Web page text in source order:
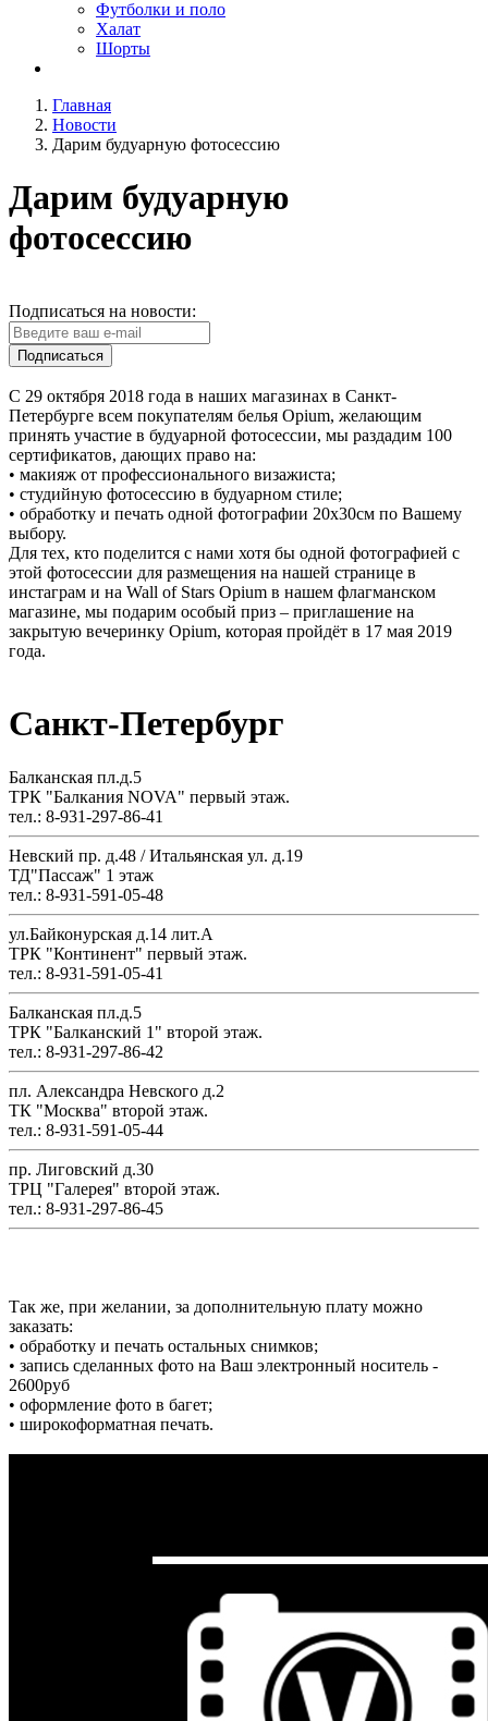
Футболки и поло
Халат
Шорты
Главная
Новости
Дарим будуарную фотосессию
Дарим будуарную
фотосессию
Подписаться на новости:
Подписаться
С 29 октября 2018 года в наших магазинах в Санкт-
Петербурге всем покупателям белья Opium, желающим
принять участие в будуарной фотосессии, мы раздадим 100
сертификатов, дающих право на:
• макияж от профессионального визажиста;
• студийную фотосессию в будуарном стиле;
• обработку и печать одной фотографии 20х30см по Вашему
выбору.
Для тех, кто поделится с нами хотя бы одной фотографией с
этой фотосессии для размещения на нашей странице в
инстаграм и на Wall of Stars Opium в нашем флагманском
магазине, мы подарим особый приз – приглашение на
закрытую вечеринку Opium, которая пройдёт в 17 мая 2019
года.
Санкт-Петербург
Балканская пл.д.5
ТРК "Балкания NOVA" первый этаж.
тел.: 8-931-297-86-41
Невский пр. д.48 / Итальянская ул. д.19
ТД"Пассаж" 1 этаж
тел.: 8-931-591-05-48
ул.Байконурская д.14 лит.А
ТРК "Континент" первый этаж.
тел.: 8-931-591-05-41
Балканская пл.д.5
ТРК "Балканский 1" второй этаж.
тел.: 8-931-297-86-42
пл. Александра Невского д.2
ТК "Москва" второй этаж.
тел.: 8-931-591-05-44
пр. Лиговский д.30
ТРЦ "Галерея" второй этаж.
тел.: 8-931-297-86-45
Так же, при желании, за дополнительную плату можно
заказать:
• обработку и печать остальных снимков;
• запись сделанных фото на Ваш электронный носитель -
2600руб
• оформление фото в багет;
• широкоформатная печать.